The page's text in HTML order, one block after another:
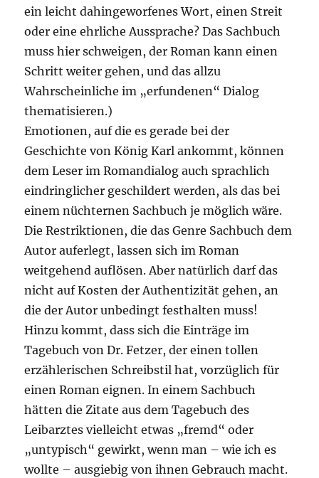
ein leicht dahingeworfenes Wort, einen Streit
oder eine ehrliche Aussprache? Das Sachbuch
muss hier schweigen, der Roman kann einen
Schritt weiter gehen, und das allzu
Wahrscheinliche im „erfundenen“ Dialog
thematisieren.)
Emotionen, auf die es gerade bei der
Geschichte von König Karl ankommt, können
dem Leser im Romandialog auch sprachlich
eindringlicher geschildert werden, als das bei
einem nüchternen Sachbuch je möglich wäre.
Die Restriktionen, die das Genre Sachbuch dem
Autor auferlegt, lassen sich im Roman
weitgehend auflösen. Aber natürlich darf das
nicht auf Kosten der Authentizität gehen, an
die der Autor unbedingt festhalten muss!
Hinzu kommt, dass sich die Einträge im
Tagebuch von Dr. Fetzer, der einen tollen
erzählerischen Schreibstil hat, vorzüglich für
einen Roman eignen. In einem Sachbuch
hätten die Zitate aus dem Tagebuch des
Leibarztes vielleicht etwas „fremd“ oder
„untypisch“ gewirkt, wenn man – wie ich es
wollte – ausgiebig von ihnen Gebrauch macht.